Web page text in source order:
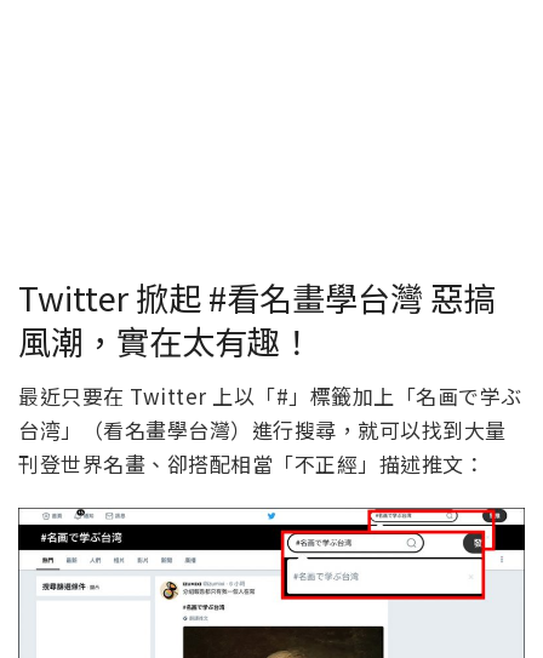
Twitter 掀起 #看名畫學台灣 惡搞
風潮，實在太有趣！
最近只要在 Twitter 上以「#」標籤加上「名画で学ぶ
台湾」（看名畫學台灣）進行搜尋，就可以找到大量
刊登世界名畫、卻搭配相當「不正經」描述推文：